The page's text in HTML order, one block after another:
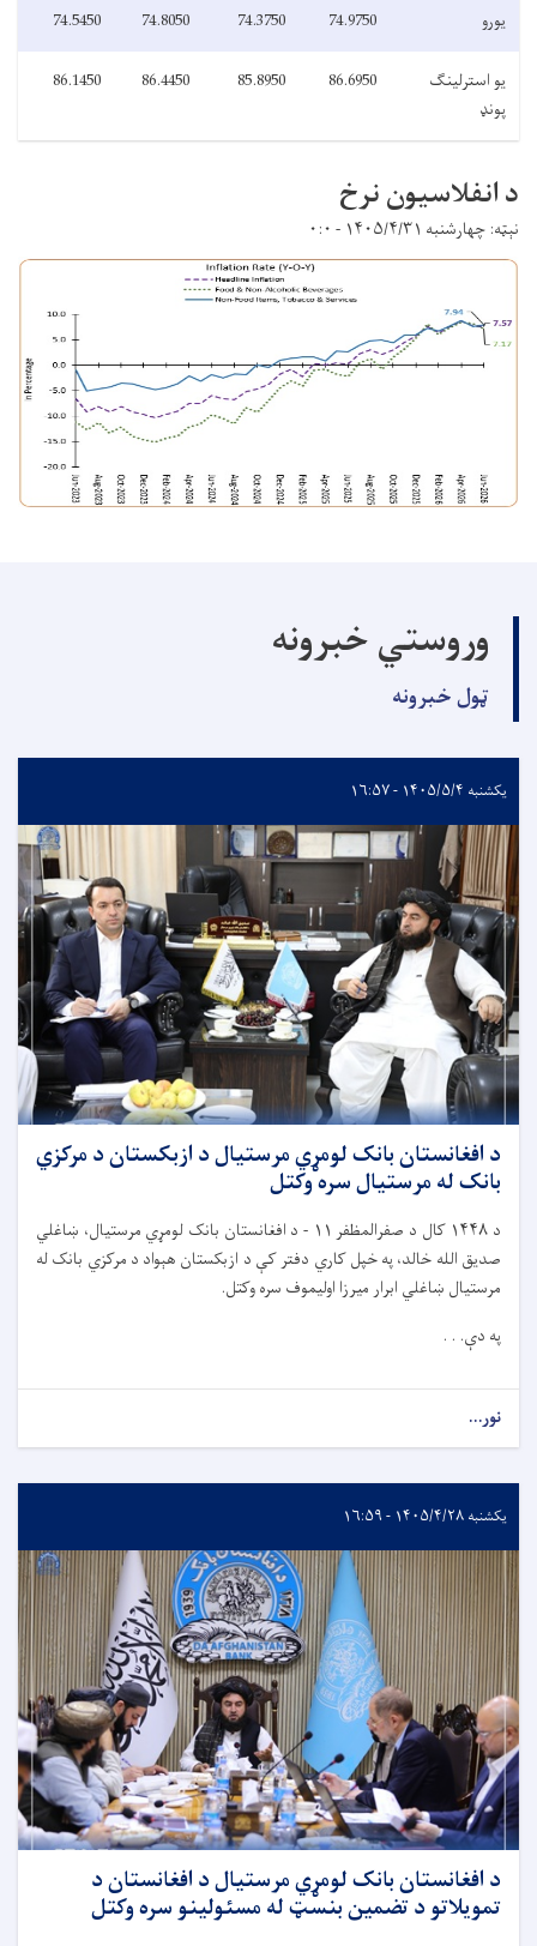
یورو
74.9750
74.3750
74.8050
74.5450
یو استرلینګ
پونډ
86.6950
85.8950
86.4450
86.1450
د انفلاسیون نرخ
نېټه: چهارشنبه ۱۴۰۵/۴/۳۱ - ۰:۰
وروستي خبرونه
ټول خبرونه
یکشنبه ۱۴۰۵/۵/۴ - ۱۶:۵۷
د افغانستان بانک لومړي مرستیال د ازبکستان د مرکزي
بانک له مرستیال سره وکتل
د ۱۴۴۸ کال د صفرالمظفر ۱۱ -
د افغانستان بانک لومړي مرستیال، ښاغلي
صدیق الله خالد، په خپل کاري دفتر کې د ازبکستان هېواد د مرکزي بانک له
مرستیال ښاغلي ابرار میرزا اولیموف سره وکتل.
په دې. . .
نور...
یکشنبه ۱۴۰۵/۴/۲۸ - ۱۶:۵۹
د افغانستان بانک لومړي مرستیال د افغانستان د
تمویلاتو د تضمین بنسټ له مسئولینو سره وکتل